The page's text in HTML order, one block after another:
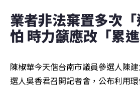
業者非法棄置多次
怕 時力籲應改「累進
陳椒華今天偕台南市議員參選人陳
選人吳香君召開記者會，公布利用